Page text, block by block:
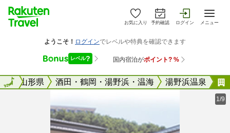
お気に入り 予約確認 ログイン メニュー
全国山形県 酒田・鶴岡・湯野浜・温海 湯野浜温泉
全国
1/9